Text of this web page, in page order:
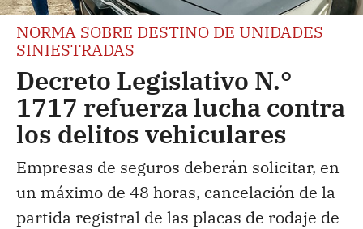
NORMA SOBRE DESTINO DE UNIDADES
SINIESTRADAS
Decreto Legislativo N.°
1717 refuerza lucha contra
los delitos vehiculares
Empresas de seguros deberán solicitar, en
un máximo de 48 horas, cancelación de la
partida registral de las placas de rodaje de